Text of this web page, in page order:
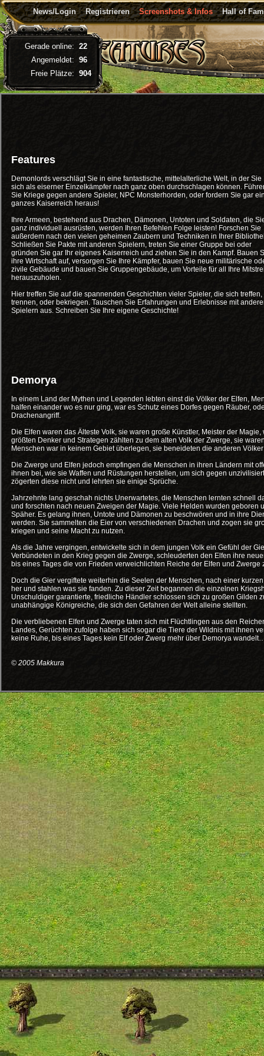
News/Login Registrieren Screenshots & Infos Hall of
Features
Demonlords verschlägt Sie in eine fantastische, mittelalterliche Welt, in der Sie
sich als eiserner Einzelkämpfer nach ganz oben durchschlagen können.
Sie Kriege gegen andere Spieler, NPC Monsterhorden, oder fordern Sie gar
ganzes Kaiserreich heraus!
Ihre Armeen, bestehend aus Drachen, Dämonen, Untoten und Soldaten, die
ganz individuell ausrüsten, werden Ihren Befehlen Folge leisten! Forschen Sie
außerdem nach den vielen geheimen Zaubern und Techniken in Ihrer
Schließen Sie Pakte mit anderen Spielern, treten Sie einer Gruppe bei oder
gründen Sie gar Ihr eigenes Kaiserreich und ziehen Sie in den Kampf. Bauen
ihre Wirtschaft auf, versorgen Sie Ihre Kämpfer, bauen Sie neue militärische
zivile Gebäude und bauen Sie Gruppengebäude, um Vorteile für all Ihre
herauszuholen.
Hier treffen Sie auf die spannenden Geschichten vieler Spieler, die sich treffen,
trennen, oder bekriegen. Tauschen Sie Erfahrungen und Erlebnisse mit
Spielern aus. Schreiben Sie Ihre eigene Geschichte!
Demorya
In einem Land der Mythen und Legenden lebten einst die Völker der Elfen,
halfen einander wo es nur ging, war es Schutz eines Dorfes gegen Räuber,
Drachenangriff.
Die Elfen waren das Älteste Volk, sie waren große Künstler, Meister der
größten Denker und Strategen zählten zu dem alten Volk der Zwerge, sie
Menschen war in keinem Gebiet überlegen, sie beneideten die anderen
Die Zwerge und Elfen jedoch empfingen die Menschen in ihren Ländern mit
ihnen bei, wie sie Waffen und Rüstungen herstellen, um sich gegen
zögerten diese nicht und lehrten sie einige Sprüche.
Jahrzehnte lang geschah nichts Unerwartetes, die Menschen lernten schnell
und forschten nach neuen Zweigen der Magie. Viele Helden wurden
Späher. Es gelang ihnen, Untote und Dämonen zu beschwören und in ihre
werden. Sie sammelten die Eier von verschiedenen Drachen und zogen sie
kriegen und seine Macht zu nutzen.
Als die Jahre vergingen, entwickelte sich in dem jungen Volk ein Gefühl der
Verbündeten in den Krieg gegen die Zwerge, schleuderten den Elfen ihre
bis eines Tages die von Frieden verweichlichten Reiche der Elfen und
Doch die Gier vergiftete weiterhin die Seelen der Menschen, nach einer
her und stahlen was sie fanden. Zu dieser Zeit begannen die einzelnen
Unschuldiger garantierte, friedliche Händler schlossen sich zu großen Gilden
unabhängige Königreiche, die sich den Gefahren der Welt alleine stellten.
Die verbliebenen Elfen und Zwerge taten sich mit Flüchtlingen aus den
Landes, Gerüchten zufolge haben sich sogar die Tiere der Wildnis mit ihnen
keine Ruhe, bis eines Tages kein Elf oder Zwerg mehr über Demorya
© 2005 Makkura
Gerade online: 22
Angemeldet: 96
Freie Plätze: 904